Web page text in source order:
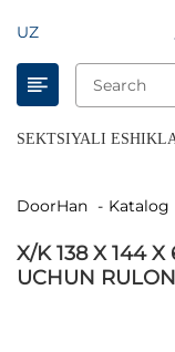
UZ
SEKTSIYALI
DoorHan Katalog
X/K 138 X 144
UCHUN